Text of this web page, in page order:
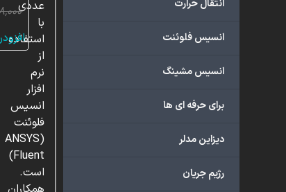
انتقال حرارت
انسیس فلوئنت
انسیس مشینگ
برای حرفه ای ها
دیزاین مدلر
رژیم جریان
عددی
با
استفاده
از
نرم
افزار
انسیس
فلوئنت
(ANSYS
Fluent)
است.